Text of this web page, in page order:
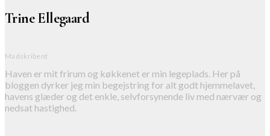
Trine Ellegaard
Madskribent
Haven er mit frirum og køkkenet er min legeplads. Her på
bloggen dyrker jeg min begejstring for alt godt hjemmelavet,
havens glæder og det enkle, selvforsynende liv med nærvær og
nedsat hastighed.